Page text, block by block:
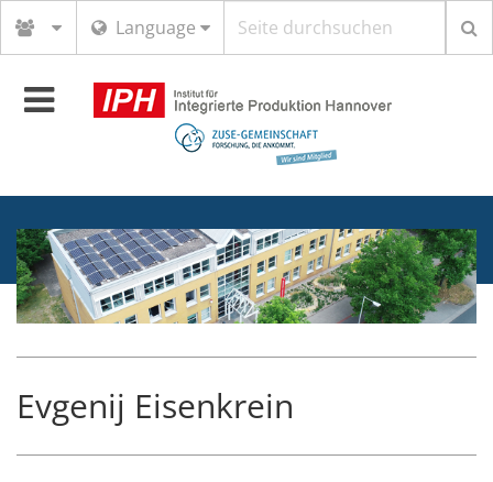
Language
Toggle
navigation
Evgenij Eisenkrein